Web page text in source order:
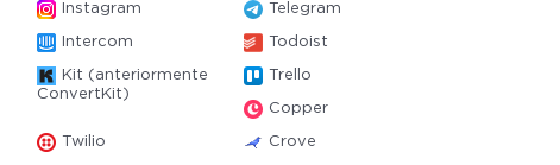
Instagram Telegram
Intercom Todoist
Kit (anteriormente
ConvertKit)
Trello
Copper
Twilio Crove